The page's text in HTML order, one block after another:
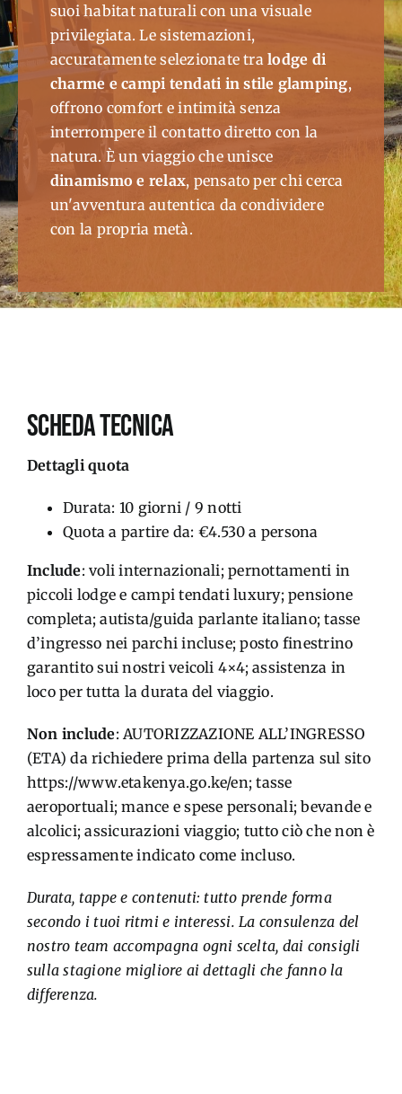
suoi habitat naturali con una visuale
privilegiata. Le sistemazioni,
accuratamente selezionate tralodge di
charme e campi tendati in stile glamping,
offrono comfort e intimità senza
interrompere il contatto diretto con la
natura. È un viaggio che unisce
dinamismo e relax, pensato per chi cerca
un'avventura autentica da condividere
con la propria metà.
SCHEDA TECNICA
Dettagli quota
Durata: 10 giorni / 9 notti
Quota a partire da: €4.530 a persona
Include:voli internazionali; pernottamenti in
piccoli lodge e campi tendatiluxury; pensione
completa; autista/guida parlante italiano; tasse
d’ingresso nei parchi incluse; posto finestrino
garantito sui nostri veicoli 4×4; assistenza in
loco per tutta la durata del viaggio.
Non include: AUTORIZZAZIONE ALL’INGRESSO
(ETA) da richiedere prima della partenza sul sito
https://www.etakenya.go.ke/en; tasse
aeroportuali; mance e spese personali; bevande e
alcolici; assicurazioni viaggio; tutto ciò che non è
espressamente indicato come incluso.
Durata, tappe e contenuti: tutto prende forma
secondo i tuoi ritmi e interessi. La consulenza del
nostro team accompagna ogni scelta, dai consigli
sulla stagione migliore ai dettagli che fanno la
differenza.